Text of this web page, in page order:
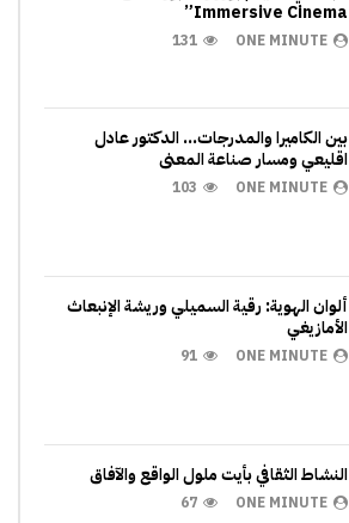
Immersive Cinema”
ONE MINUTE
131
بين الكاميرا والمدرجات… الدكتور عادل
اقليعي ومسار صناعة المعنى
ONE MINUTE
103
ألوان الهوية: رقية السميلي وريشة الإنبعاث
الأمازيغي
ONE MINUTE
91
النشاط الثقافي بأيت ملول الواقع والآفاق
ONE MINUTE
67